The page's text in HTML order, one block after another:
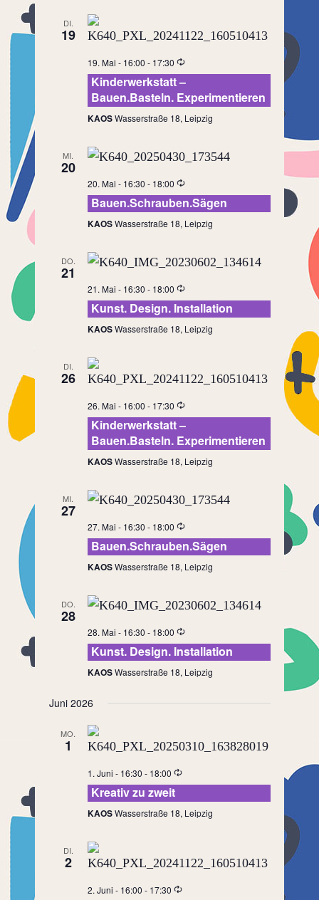
DI.
19
19. Mai - 16:00 - 17:30
Kinderwerkstatt –
Bauen.Basteln. Experimentieren
KAOSWasserstraße 18, Leipzig
MI.
20
20. Mai - 16:30 - 18:00
Bauen.Schrauben.Sägen
KAOSWasserstraße 18, Leipzig
DO.
21
21. Mai - 16:30 - 18:00
Kunst. Design. Installation
KAOSWasserstraße 18, Leipzig
DI.
26
26. Mai - 16:00 - 17:30
Kinderwerkstatt –
Bauen.Basteln. Experimentieren
KAOSWasserstraße 18, Leipzig
MI.
27
27. Mai - 16:30 - 18:00
Bauen.Schrauben.Sägen
KAOSWasserstraße 18, Leipzig
DO.
28
28. Mai - 16:30 - 18:00
Kunst. Design. Installation
KAOSWasserstraße 18, Leipzig
Juni 2026
MO.
1
1. Juni - 16:30 - 18:00
Kreativ zu zweit
KAOSWasserstraße 18, Leipzig
DI.
2
2. Juni - 16:00 - 17:30